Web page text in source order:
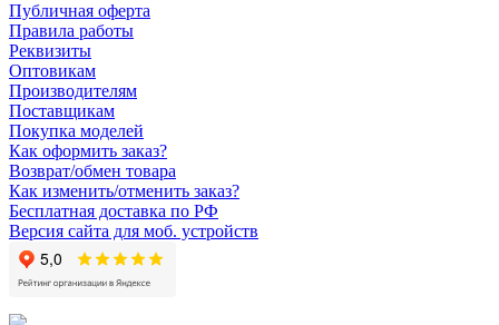
Публичная оферта
Правила работы
Реквизиты
Оптовикам
Производителям
Поставщикам
Покупка моделей
Как оформить заказ?
Возврат/обмен товара
Как изменить/отменить заказ?
Бесплатная доставка по РФ
Версия сайта для моб. устройств